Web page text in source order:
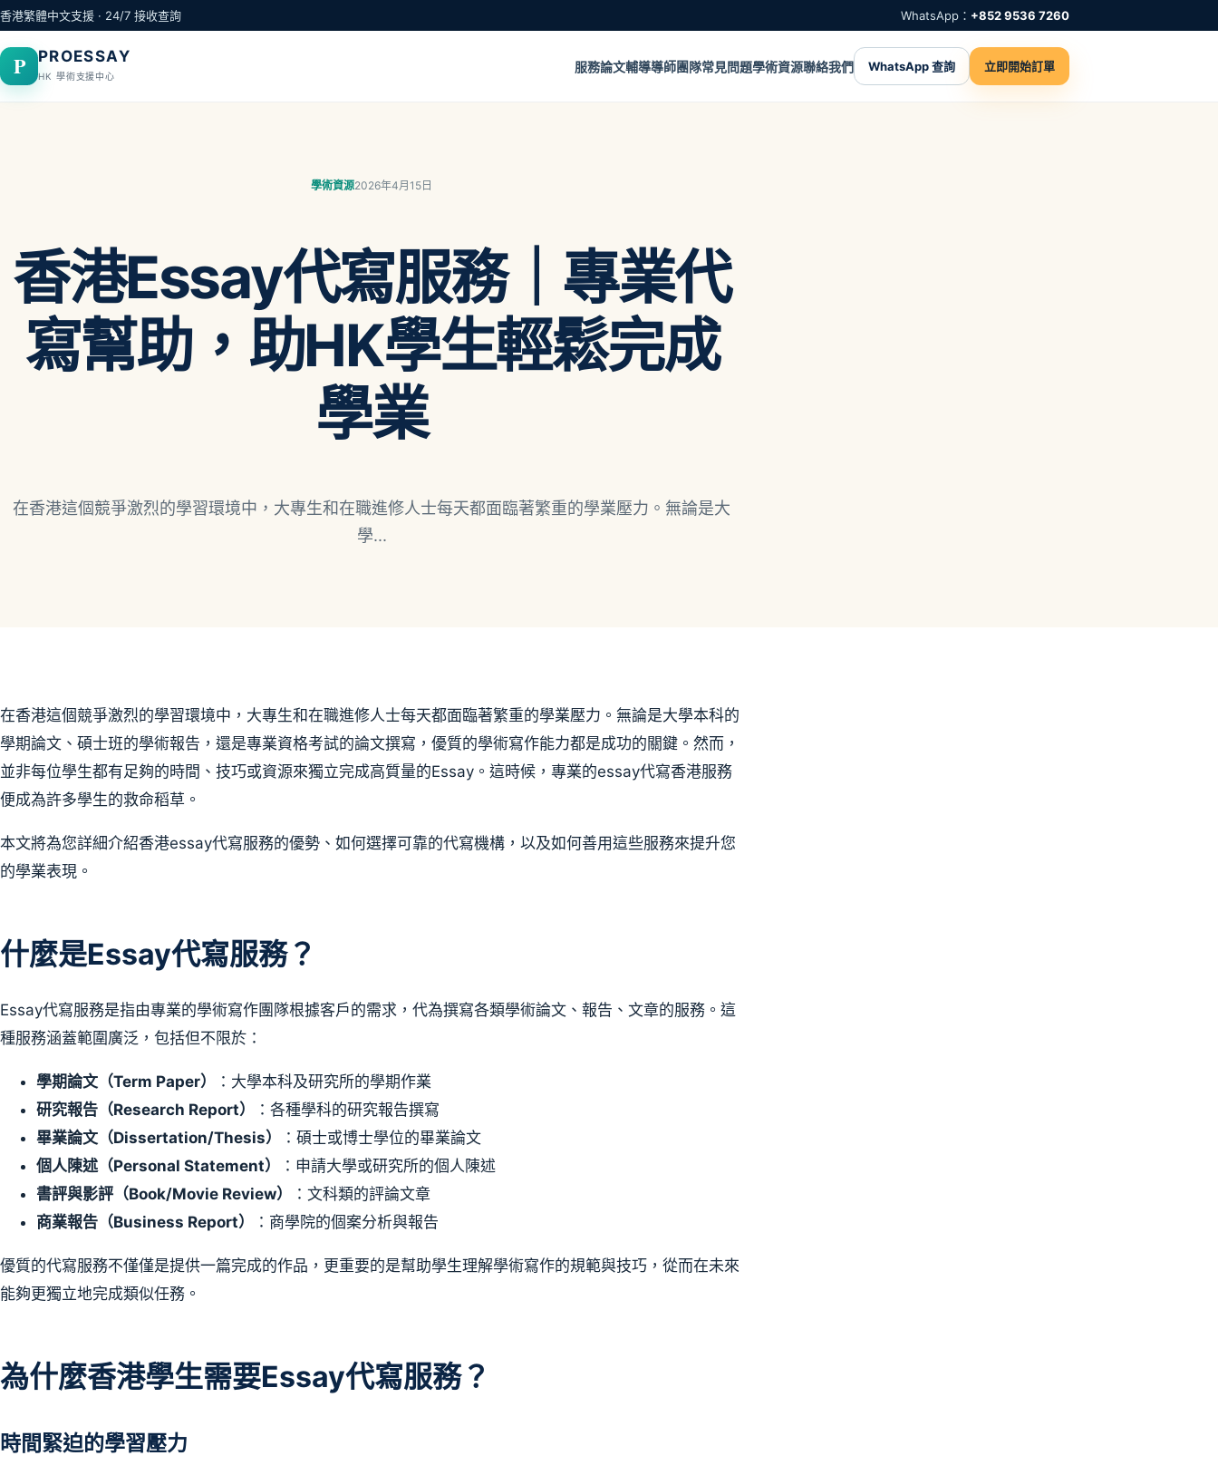
跳至主要內容
香港繁體中文支援 · 24/7 接收查詢 WhatsApp： +852 9536 7260
P PROESSAY
HK 學術支援中心
服務論文輔導導師團隊常見問題學術資源聯絡我們 WhatsApp 查詢 立即開始訂單
學術資源2026年4月15日
香港Essay代寫服務｜專業代
寫幫助，助HK學生輕鬆完成
學業
在香港這個競爭激烈的學習環境中，大專生和在職進修人士每天都面臨著繁重的學業壓力。無論是大
學...
在香港這個競爭激烈的學習環境中，大專生和在職進修人士每天都面臨著繁重的學業壓力。無論是大學本科的
學期論文、碩士班的學術報告，還是專業資格考試的論文撰寫，優質的學術寫作能力都是成功的關鍵。然而，
並非每位學生都有足夠的時間、技巧或資源來獨立完成高質量的Essay。這時候，專業的essay代寫香港服務
便成為許多學生的救命稻草。
本文將為您詳細介紹香港essay代寫服務的優勢、如何選擇可靠的代寫機構，以及如何善用這些服務來提升您
的學業表現。
什麼是Essay代寫服務？
Essay代寫服務是指由專業的學術寫作團隊根據客戶的需求，代為撰寫各類學術論文、報告、文章的服務。這
種服務涵蓋範圍廣泛，包括但不限於：
學期論文（Term Paper）
：大學本科及研究所的學期作業
研究報告（Research Report）
：各種學科的研究報告撰寫
畢業論文（Dissertation/Thesis）
：碩士或博士學位的畢業論文
個人陳述（Personal Statement）
：申請大學或研究所的個人陳述
書評與影評（Book/Movie Review）
：文科類的評論文章
商業報告（Business Report）
：商學院的個案分析與報告
優質的代寫服務不僅僅是提供一篇完成的作品，更重要的是幫助學生理解學術寫作的規範與技巧，從而在未來
能夠更獨立地完成類似任務。
為什麼香港學生需要Essay代寫服務？
時間緊迫的學習壓力